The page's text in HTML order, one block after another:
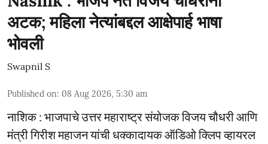
अटक; महिला नेत्यांबद्दल आक्षेपार्ह भाषा
भोवली
Swapnil S
Published on: 08 Aug 2026, 5:30 am
नाशिक : भाजपाचे उत्तर महाराष्ट्र संयोजक विजय चौधरी आणि
मंत्री गिरीश महाजन यांची धक्कादायक ऑडिओ क्लिप व्हायरल